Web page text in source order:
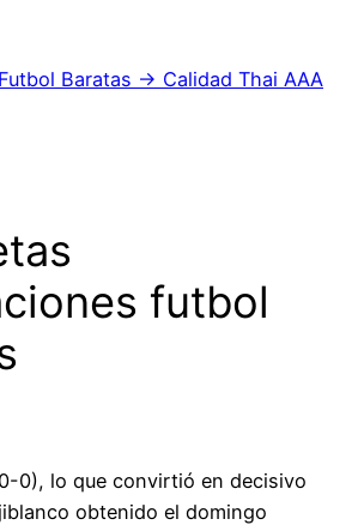
Baratas → Calidad Thai AAA
futbol
0), lo que convirtió en decisivo
obtenido el domingo